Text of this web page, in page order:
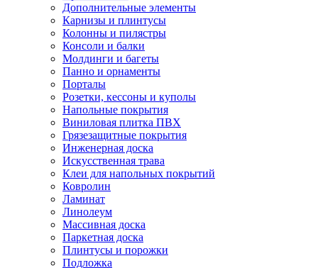
Дополнительные элементы
Карнизы и плинтусы
Колонны и пилястры
Консоли и балки
Молдинги и багеты
Панно и орнаменты
Порталы
Розетки, кессоны и куполы
Напольные покрытия
Виниловая плитка ПВХ
Грязезащитные покрытия
Инженерная доска
Искусственная трава
Клеи для напольных покрытий
Ковролин
Ламинат
Линолеум
Массивная доска
Паркетная доска
Плинтусы и порожки
Подложка